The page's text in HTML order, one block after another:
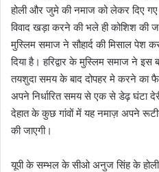
होली और जुमे की नमाज को लेकर दिए
विवाद खड़ा करने की भले ही कोशिश की जा
मुस्लिम समाज ने सौहार्द की मिसाल
दिया है। हरिद्वार के मुस्लिम समाज ने
तयशुदा समय के बाद दोपहर मे करने का
अपने निर्धारित समय से एक से डेढ़ घंटा
देहात के कुछ गांवों में यह नमाज़ अपने
की जाएगी।
यूपी के सम्भल के सीओ अनुज सिंह के